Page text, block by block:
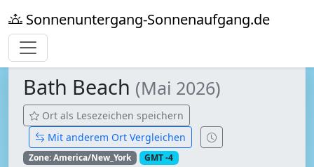
Sonnenuntergang-Sonnenaufgang.de
Bath Beach (Mai 2026)
Ort als Lesezeichen speichern
Mit anderem Ort Vergleichen
Zone: America/New_York GMT -4